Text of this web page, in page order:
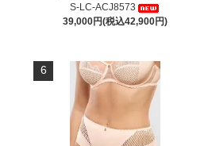
S-LC-ACJ8573
39,000円(税込42,900円)
6